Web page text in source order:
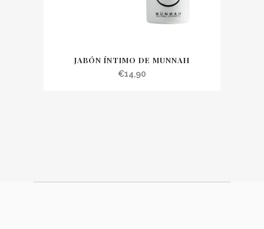
JABÓN ÍNTIMO DE MUNNAH
€14,90